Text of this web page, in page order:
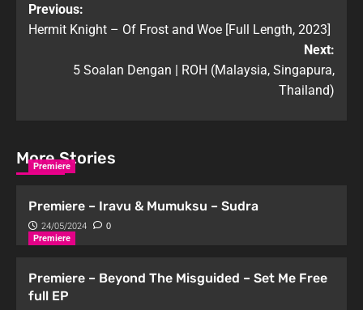
Previous:
Hermit Knight – Of Frost and Woe [Full Length, 2023]
Next:
5 Soalan Dengan | ROH (Malaysia, Singapura,
Thailand)
More Stories
Premiere
Premiere – Iravu & Mumuksu – Sudra
24/05/2024 0
Premiere
Premiere – Beyond The Misguided – Set Me Free
full EP